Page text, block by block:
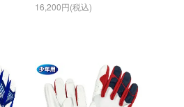
16,200円(税込)